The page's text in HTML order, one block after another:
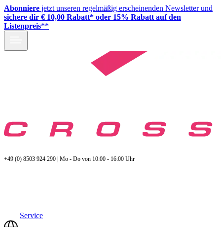
Abonniere jetzt unseren regelmäßig erscheinenden Newsletter und
sichere dir € 10,00 Rabatt* oder 15% Rabatt auf den
Listenpreis**
+49 (0) 8503 924 290 | Mo - Do von 10:00 - 16:00 Uhr
Service